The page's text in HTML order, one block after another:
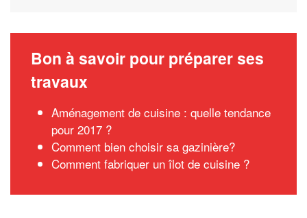
Bon à savoir pour préparer ses
travaux
Aménagement de cuisine : quelle tendance
pour 2017 ?
Comment bien choisir sa gazinière?
Comment fabriquer un îlot de cuisine ?